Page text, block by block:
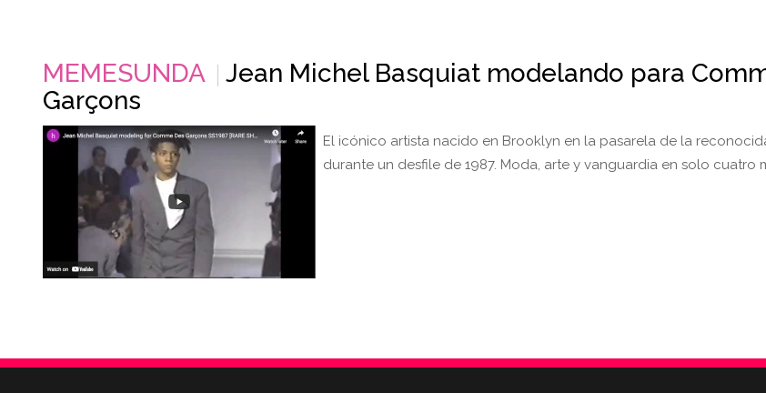
MEMESUNDA
Jean Michel Basquiat modelando para
Garçons
El icónico artista nacido en Brooklyn en la pasarela de la
durante un desfile de 1987. Moda, arte y vanguardia en solo cuatro